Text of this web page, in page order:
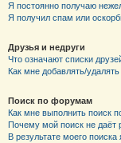
Я постоянно получаю
Я получил спам или
Друзья и недруги
Что означают списки
Как мне добавлять/
Поиск по форумам
Как мне выполнить поиск
Почему мой поиск не даёт
В результате моего